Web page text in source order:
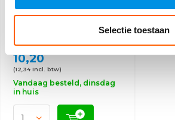
Selectie toestaan
Brancard panorama
10,20
(12,34 Incl. btw)
Vandaag besteld, dinsdag
in huis